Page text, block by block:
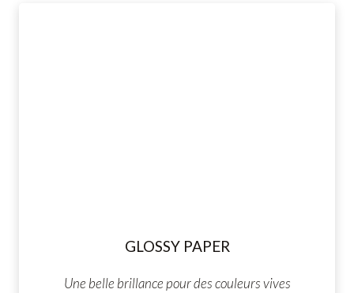
GLOSSY PAPER
Une belle brillance pour des couleurs vives